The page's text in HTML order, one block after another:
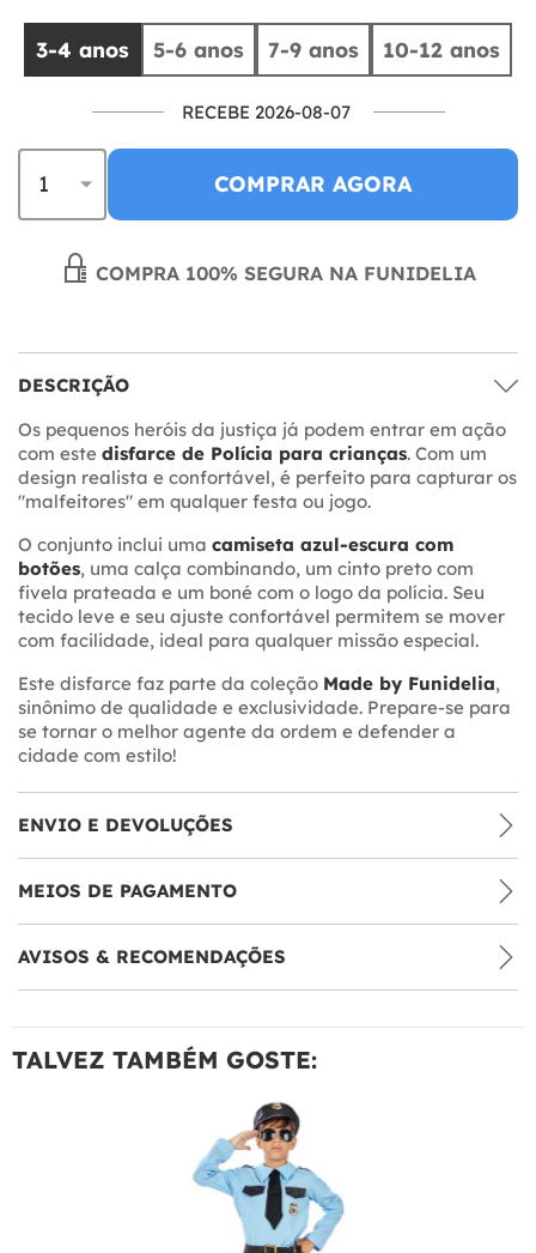
3-4 anos 5-6 anos 7-9 anos 10-12 anos
RECEBE 2026-08-07
COMPRAR AGORA
COMPRA 100% SEGURA NA FUNIDELIA
DESCRIÇÃO
Os pequenos heróis da justiça já podem entrar em ação
com este disfarce de Polícia para crianças. Com um
design realista e confortável, é perfeito para capturar os
"malfeitores" em qualquer festa ou jogo.
O conjunto inclui uma camiseta azul-escura com
botões, uma calça combinando, um cinto preto com
fivela prateada e um boné com o logo da polícia. Seu
tecido leve e seu ajuste confortável permitem se mover
com facilidade, ideal para qualquer missão especial.
Este disfarce faz parte da coleção Made by Funidelia,
sinônimo de qualidade e exclusividade. Prepare-se para
se tornar o melhor agente da ordem e defender a
cidade com estilo!
ENVIO E DEVOLUÇÕES
MEIOS DE PAGAMENTO
AVISOS & RECOMENDAÇÕES
TALVEZ TAMBÉM GOSTE: